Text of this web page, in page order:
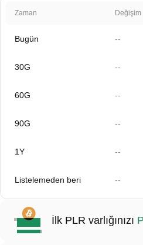
Zaman Değişim
Bugün --
30G --
60G --
90G --
1Y --
Listelemeden beri --
İlk PLR varlığınızı